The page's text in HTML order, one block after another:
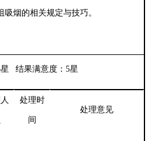
吸烟的相关规定与技巧。
结果满意度：5星
处理时
间
处理意见